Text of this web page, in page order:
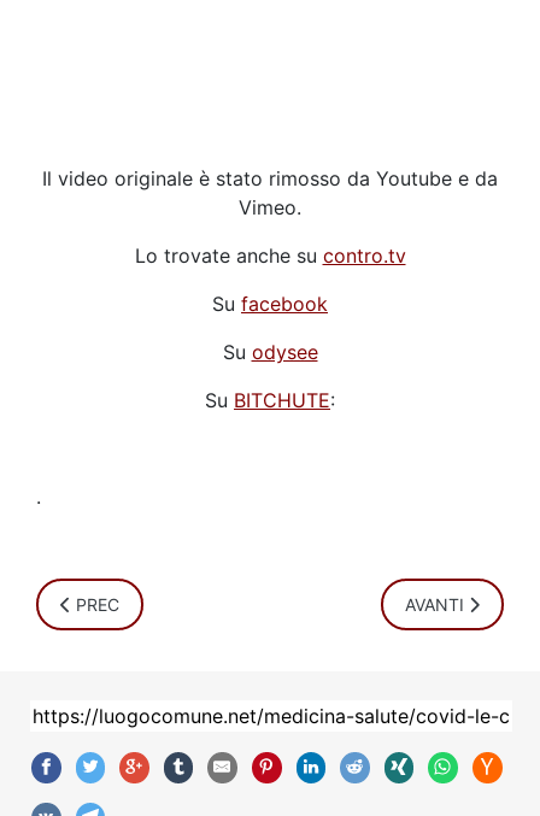
Il video originale è stato rimosso da Youtube e da
Vimeo.
Lo trovate anche su contro.tv
Su facebook
Su odysee
Su BITCHUTE:
.
ARTICOLO PRECEDENTE: LA COMMISSARIA EUROPEA
PREC ARTICOLO
AVANTI